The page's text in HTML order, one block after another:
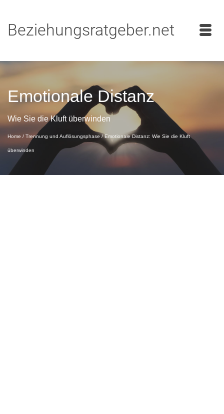
Beziehungsratgeber.net
Emotionale Distanz
Wie Sie die Kluft überwinden
Home / Trennung und Auflösungsphase / Emotionale Distanz: Wie Sie die Kluft
überwinden